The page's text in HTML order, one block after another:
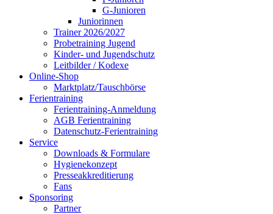
G-Junioren
Juniorinnen
Trainer 2026/2027
Probetraining Jugend
Kinder- und Jugendschutz
Leitbilder / Kodexe
Online-Shop
Marktplatz/Tauschbörse
Ferientraining
Ferientraining-Anmeldung
AGB Ferientraining
Datenschutz-Ferientraining
Service
Downloads & Formulare
Hygienekonzept
Presseakkreditierung
Fans
Sponsoring
Partner